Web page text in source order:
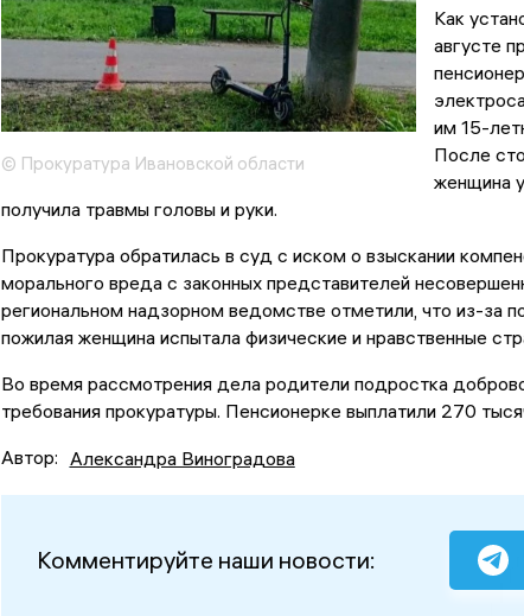
© Прокуратура Ивановской области
Как
августе
им 15-
После
женщина
получила травмы головы и руки.
Прокуратура обратилась в суд с иском о взыскании
морального вреда с законных представителей
региональном надзорном ведомстве отметили, что из-за
пожилая женщина испытала физические и нравственные
Во время рассмотрения дела родители подростка
требования прокуратуры. Пенсионерке выплатили 270
Автор: Александра Виноградова
Комментируйте наши новости: